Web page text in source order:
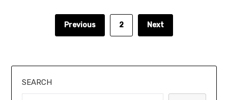
Previous 2 Next
SEARCH